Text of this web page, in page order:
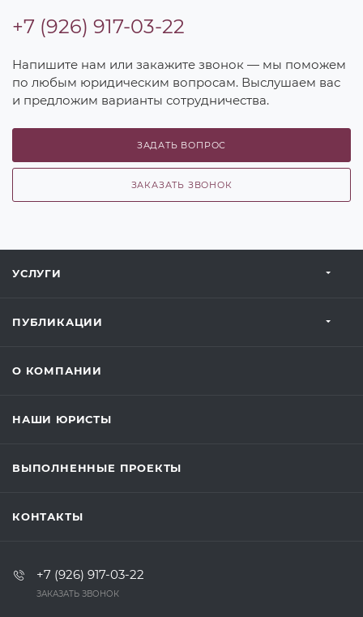
+7 (926) 917-03-22
Напишите нам или закажите звонок — мы поможем
по любым юридическим вопросам. Выслушаем вас
и предложим варианты сотрудничества.
ЗАДАТЬ ВОПРОС
ЗАКАЗАТЬ ЗВОНОК
УСЛУГИ
ПУБЛИКАЦИИ
О КОМПАНИИ
НАШИ ЮРИСТЫ
ВЫПОЛНЕННЫЕ ПРОЕКТЫ
КОНТАКТЫ
+7 (926) 917-03-22
ЗАКАЗАТЬ ЗВОНОК